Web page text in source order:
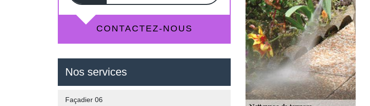
CONTACTEZ-NOUS
Nos services
Façadier 06